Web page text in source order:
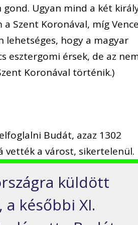
Ugyan mind a két
Szent Koronával, míg
lehetséges, hogy a magyar
esztergomi érsek, de az
Koronával történik.)
Budát, azaz 1302
vették a várost, sikertelenül.
küldött
későbbi XI.